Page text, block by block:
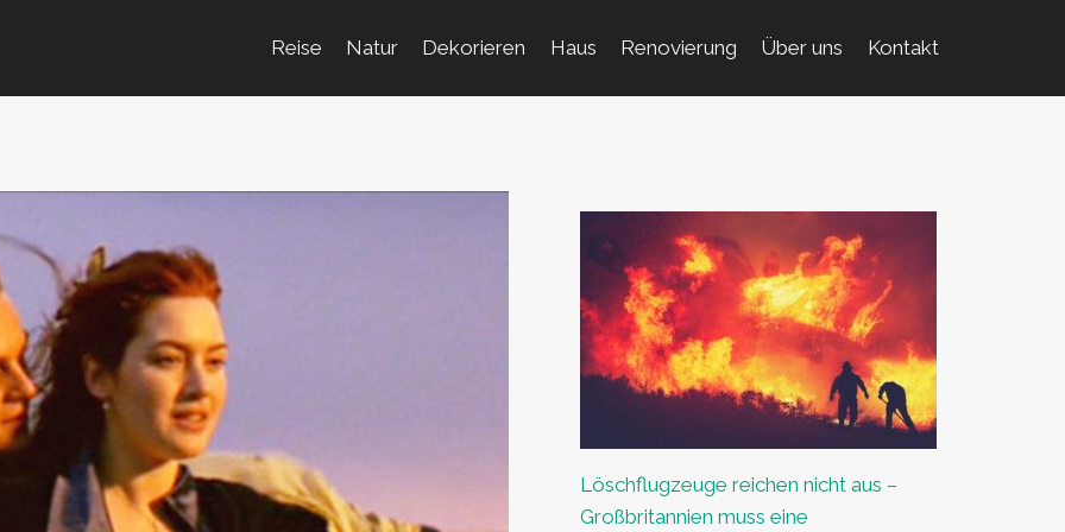
Reise Natur Dekorieren Haus Renovierung Über uns Kontakt
Löschflugzeuge reichen nicht aus –
Großbritannien muss eine